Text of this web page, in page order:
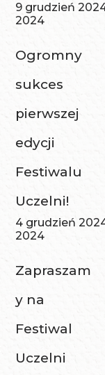
9 grudzień
2024
Ogromny
sukces
pierwszej
edycji
Festiwalu
Uczelni!
4 grudzień
2024
Zapraszam
y na
Festiwal
Uczelni